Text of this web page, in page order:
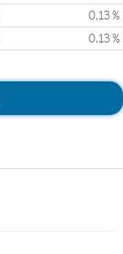
0,13 %
0,13 %